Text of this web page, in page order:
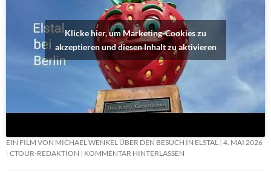
Klicke hier, um Marketing-Cookies zu
akzeptieren und diesen Inhalt zu aktivieren
EIN FILM VON MICHAEL WENKEL ÜBER DEN BESUCH IN ELSTAL
4. MAI 2026
CTOUR-REDAKTION
KOMMENTAR HINTERLASSEN